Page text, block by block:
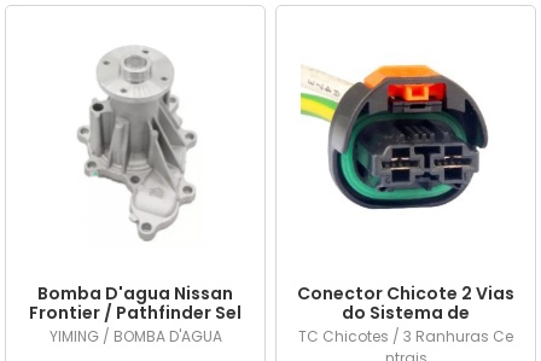
Bomba D'agua Nissan
Frontier / Pathfinder Sel
2.5 16v Diesel 2008/...
YIMING / BOMBA D'AGUA
Conector Chicote 2 Vias
do Sistema de
Arrefecimento Renault /
Peugeot
TC Chicotes / 3 Ranhuras Ce